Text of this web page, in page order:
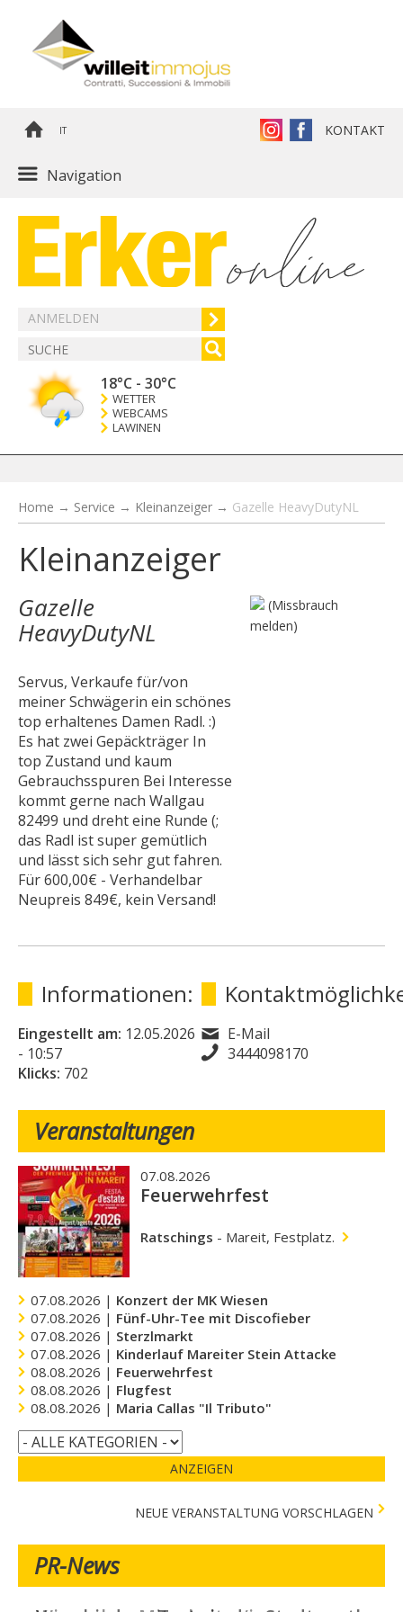
IT KONTAKT
Navigation
ANMELDEN
18°C - 30°C
WETTER
WEBCAMS
LAWINEN
Home → Service → Kleinanzeiger → Gazelle HeavyDutyNL
Kleinanzeiger
Gazelle
HeavyDutyNL
Servus, Verkaufe für/von
meiner Schwägerin ein schönes
top erhaltenes Damen Radl. :)
Es hat zwei Gepäckträger In
top Zustand und kaum
Gebrauchsspuren Bei Interesse
kommt gerne nach Wallgau
82499 und dreht eine Runde (;
das Radl ist super gemütlich
und lässt sich sehr gut fahren.
Für 600,00€ - Verhandelbar
Neupreis 849€, kein Versand!
(Missbrauch
melden)
Informationen:
Eingestellt am: 12.05.2026
- 10:57
Klicks: 702
E-Mail
3444098170
Veranstaltungen
07.08.2026
Feuerwehrfest
Ratschings - Mareit, Festplatz.
07.08.2026 | Konzert der MK Wiesen
07.08.2026 | Fünf-Uhr-Tee mit Discofieber
07.08.2026 | Sterzlmarkt
07.08.2026 | Kinderlauf Mareiter Stein Attacke
08.08.2026 | Feuerwehrfest
08.08.2026 | Flugfest
08.08.2026 | Maria Callas "Il Tributo"
ANZEIGEN
NEUE VERANSTALTUNG VORSCHLAGEN
PR-News